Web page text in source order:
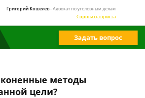
Григорий Кошелев- Адвокат по уголовным делам
Спросить юриста
Задать вопрос
методы
цели?